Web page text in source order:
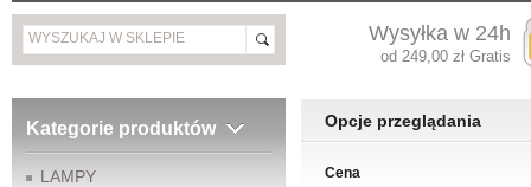
Wysyłka w 24h
od 249,00 zł Gratis
Kategorie produktów
LAMPY
Opcje przeglądania
Cena